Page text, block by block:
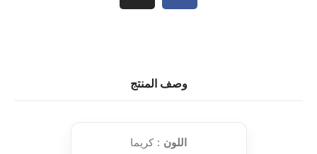
وصف المنتج
اللون : كريما